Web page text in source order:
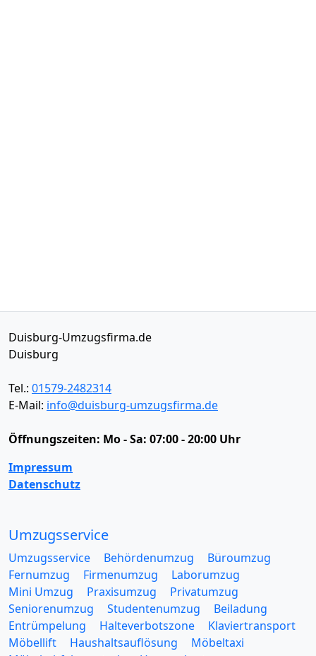
Duisburg-Umzugsfirma.de
Duisburg
Tel.: 01579-2482314
E-Mail: info@duisburg-umzugsfirma.de
Öffnungszeiten: Mo - Sa: 07:00 - 20:00 Uhr
Impressum
Datenschutz
Umzugsservice
Umzugsservice Behördenumzug
Büroumzug
Fernumzug
Firmenumzug
Laborumzug
Mini Umzug
Praxisumzug
Privatumzug
Seniorenumzug
Studentenumzug
Beiladung
Entrümpelung
Halteverbotszone
Klaviertransport
Möbellift
Haushaltsauflösung
Möbeltaxi